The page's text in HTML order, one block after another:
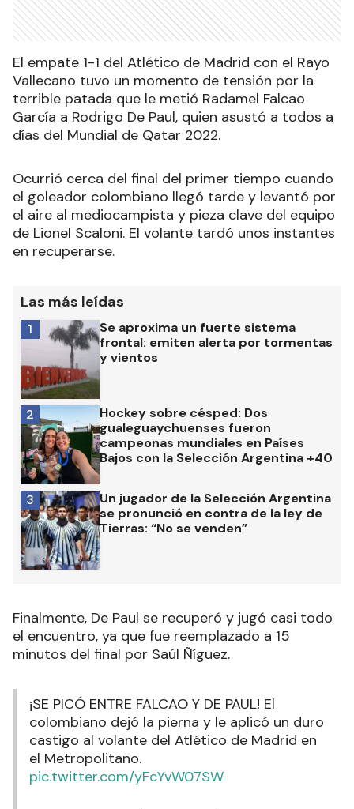
El empate 1-1 del Atlético de Madrid con el Rayo
Vallecano tuvo un momento de tensión por la
terrible patada que le metió Radamel Falcao
García a Rodrigo De Paul, quien asustó a todos a
días del Mundial de Qatar 2022.
Ocurrió cerca del final del primer tiempo cuando
el goleador colombiano llegó tarde y levantó por
el aire al mediocampista y pieza clave del equipo
de Lionel Scaloni. El volante tardó unos instantes
en recuperarse.
Las más leídas
Se aproxima un fuerte sistema
frontal: emiten alerta por tormentas
y vientos
1
Hockey sobre césped: Dos
gualeguaychuenses fueron
campeonas mundiales en Países
Bajos con la Selección Argentina +40
2
Un jugador de la Selección Argentina
se pronunció en contra de la ley de
Tierras: “No se venden”
3
Finalmente, De Paul se recuperó y jugó casi todo
el encuentro, ya que fue reemplazado a 15
minutos del final por Saúl Ñíguez.
¡SE PICÓ ENTRE FALCAO Y DE PAUL! El
colombiano dejó la pierna y le aplicó un duro
castigo al volante del Atlético de Madrid en
el Metropolitano.
pic.twitter.com/yFcYvW07SW